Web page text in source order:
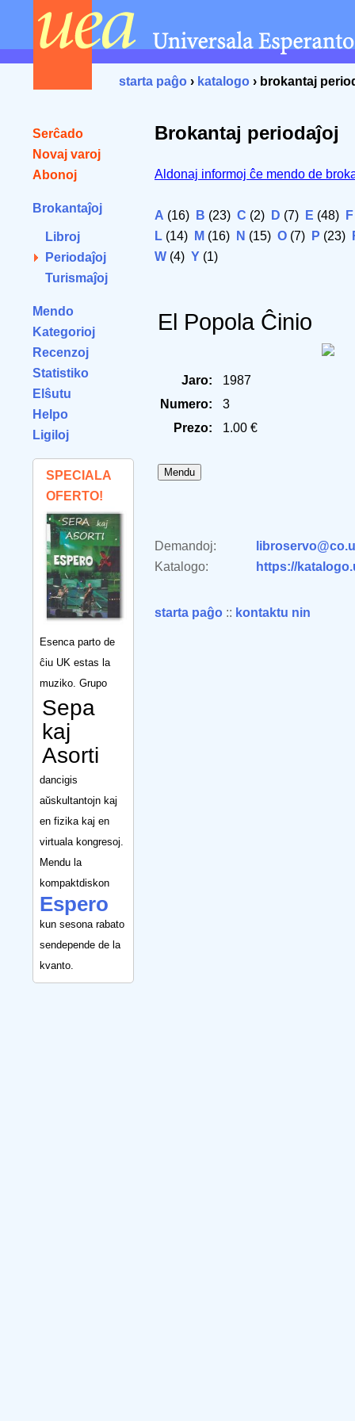
starta paĝo › katalogo › brokantaj
Serĉado
Novaj varoj
Abonoj
Brokantaĵoj
Libroj
Periodaĵoj
Turismaĵoj
Mendo
Kategorioj
Recenzoj
Statistiko
Elŝutu
Helpo
Ligiloj
SPECIALA
OFERTO!
Esenca parto de
ĉiu UK estas la
muziko. Grupo
Sepa
kaj
Asorti
dancigis
aŭskultantojn kaj
en fizika kaj en
virtuala kongresoj.
Mendu la
kompaktdiskon
Espero
kun sesona rabato
sendepende de la
kvanto.
Brokantaj periodaĵoj
Aldonaj informoj ĉe mendo de
A (16) B (23) C (2) D (7) E (48) F
L (14) M (16) N (15) O (7) P (23)
W (4) Y (1)
El Popola Ĉinio
Jaro:
1987
Numero:
3
Prezo:
1.00 €
Demandoj:
Katalogo:
https://
starta paĝo :: kontaktu nin